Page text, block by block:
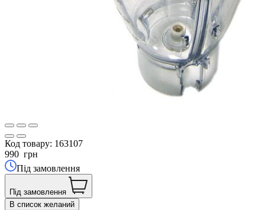
Код товару: 163107
990 грн
Під замовлення
Під замовлення
В список желаний